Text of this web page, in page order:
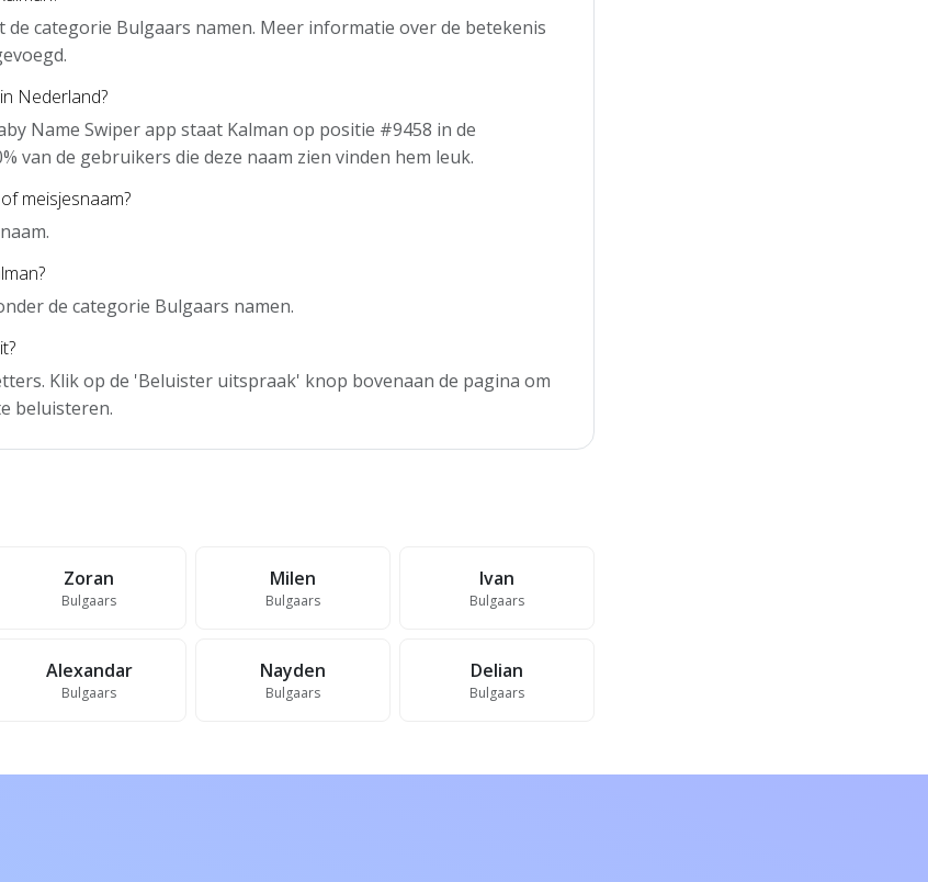
de categorie Bulgaars namen. Meer informatie over de betekenis
Nederland?
Name Swiper app staat Kalman op positie #9458 in de
van de gebruikers die deze naam zien vinden hem leuk.
meisjesnaam?
de categorie Bulgaars namen.
Klik op de 'Beluister uitspraak' knop bovenaan de pagina om
beluisteren.
Zoran
Bulgaars
Milen
Bulgaars
Ivan
Bulgaars
Alexandar
Bulgaars
Nayden
Bulgaars
Delian
Bulgaars